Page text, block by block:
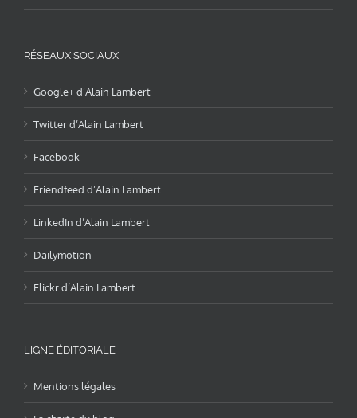
RÉSEAUX SOCIAUX
Google+ d’Alain Lambert
Twitter d’Alain Lambert
Facebook
Friendfeed d’Alain Lambert
LinkedIn d’Alain Lambert
Dailymotion
Flickr d’Alain Lambert
LIGNE ÉDITORIALE
Mentions légales